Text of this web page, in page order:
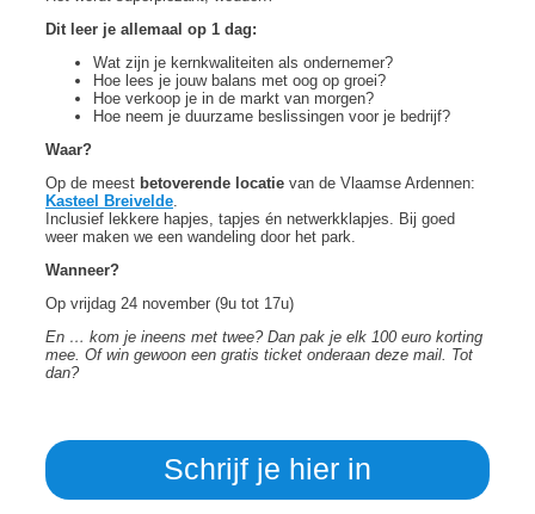
Dit leer je allemaal op 1 dag:
Wat zijn je kernkwaliteiten als ondernemer?
Hoe lees je jouw balans met oog op groei?
Hoe verkoop je in de markt van morgen?
Hoe neem je duurzame beslissingen voor je bedrijf?
Waar?
Op de meest betoverende locatie van de Vlaamse Ardennen:
Kasteel Breivelde.
Inclusief lekkere hapjes, tapjes én netwerkklapjes. Bij goed
weer maken we een wandeling door het park.
Wanneer?
Op vrijdag 24 november (9u tot 17u)
En … kom je ineens met twee? Dan pak je elk 100 euro korting
mee. Of win gewoon een gratis ticket onderaan deze mail. Tot
dan?
Schrijf je hier in